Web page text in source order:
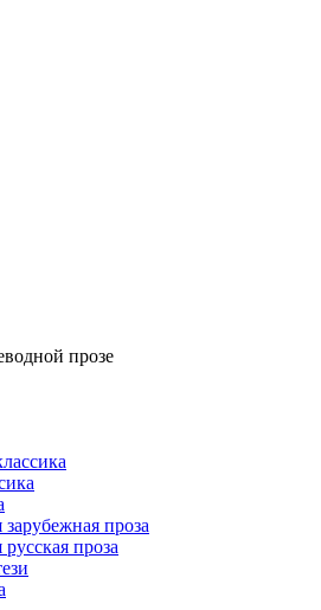
прозе
проза
проза